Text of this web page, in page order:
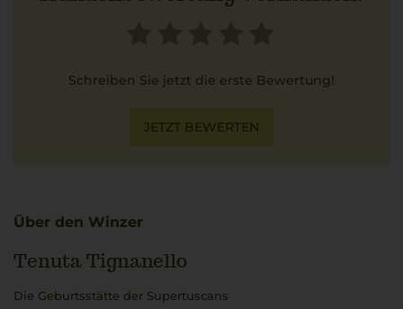
Schreiben Sie jetzt die erste Bewertung!
JETZT BEWERTEN
Über den Winzer
Tenuta Tignanello
Die Geburtsstätte der Supertuscans